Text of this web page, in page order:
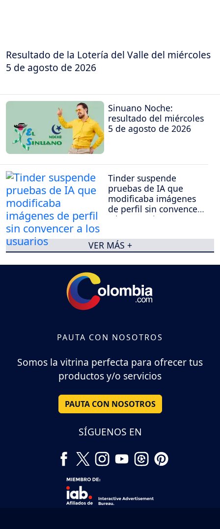
Resultado de la Lotería del Valle del miércoles
5 de agosto de 2026
Sinuano Noche:
resultado del miércoles
5 de agosto de 2026
Tinder suspende
pruebas de IA que
modificaba imágenes
de perfil sin convencer
a los usuarios
VER MÁS +
PAUTA CON NOSOTROS
Somos la vitrina perfecta para ofrecer tus
productos y/o servicios
PAUTA CON NOSOTROS
SÍGUENOS EN